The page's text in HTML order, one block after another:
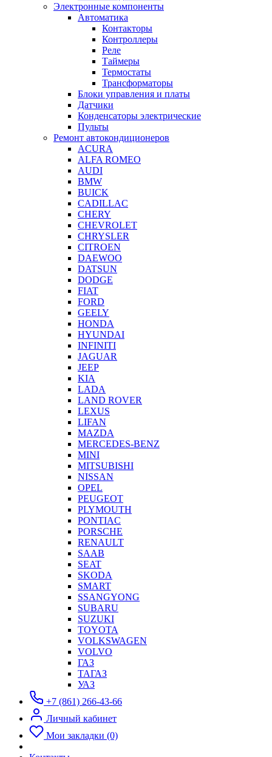
Электронные компоненты
Автоматика
Контакторы
Контроллеры
Реле
Таймеры
Термостаты
Трансформаторы
Блоки управления и платы
Датчики
Конденсаторы электрические
Пульты
Ремонт автокондиционеров
ACURA
ALFA ROMEO
AUDI
BMW
BUICK
CADILLAC
CHERY
CHEVROLET
CHRYSLER
CITROEN
DAEWOO
DATSUN
DODGE
FIAT
FORD
GEELY
HONDA
HYUNDAI
INFINITI
JAGUAR
JEEP
KIA
LADA
LAND ROVER
LEXUS
LIFAN
MAZDA
MERCEDES-BENZ
MINI
MITSUBISHI
NISSAN
OPEL
PEUGEOT
PLYMOUTH
PONTIAC
PORSCHE
RENAULT
SAAB
SEAT
SKODA
SMART
SSANGYONG
SUBARU
SUZUKI
TOYOTA
VOLKSWAGEN
VOLVO
ГАЗ
ТАГАЗ
УАЗ
+7 (861) 266-43-66
Личный кабинет
Мои закладки (0)